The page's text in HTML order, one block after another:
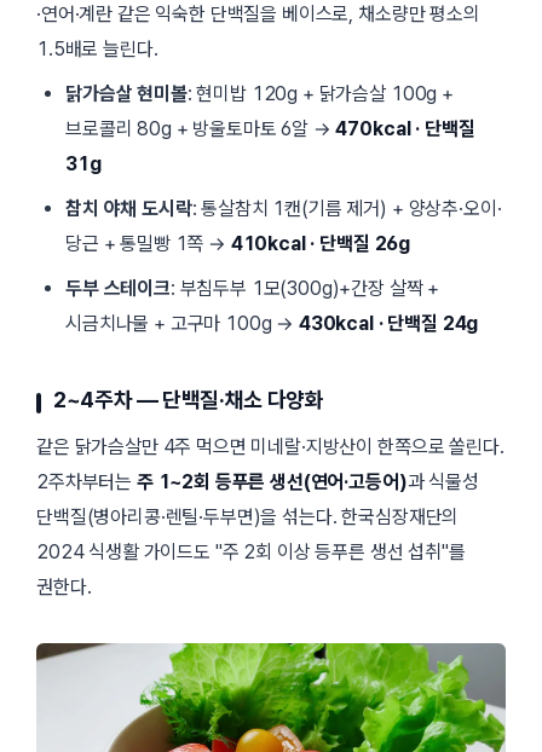
·연어·계란 같은 익숙한 단백질을 베이스로, 채소량만 평소의
1.5배로 늘린다.
닭가슴살 현미볼: 현미밥 120g + 닭가슴살 100g +
브로콜리 80g + 방울토마토 6알 →470kcal · 단백질
31g
참치 야채 도시락: 통살참치 1캔(기름 제거) + 양상추·오이·
당근 + 통밀빵 1쪽 → 410kcal · 단백질 26g
두부 스테이크: 부침두부 1모(300g)+간장 살짝 +
시금치나물 + 고구마 100g → 430kcal · 단백질 24g
2~4주차 — 단백질·채소 다양화
같은 닭가슴살만 4주 먹으면 미네랄·지방산이 한쪽으로 쏠린다.
2주차부터는 주 1~2회 등푸른 생선(연어·고등어)과 식물성
단백질(병아리콩·렌틸·두부면)을 섞는다. 한국심장재단의
2024 식생활 가이드도 주 2회 이상 등푸른 생선 섭취 를
권한다.